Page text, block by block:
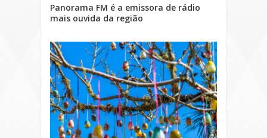
Panorama FM é a emissora de rádio
mais ouvida da região